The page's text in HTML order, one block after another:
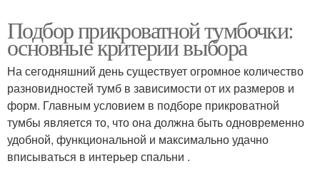
Подбор прикроватной тумбочки:
основные критерии выбора
На сегодняшний день существует огромное количество
разновидностей тумб в зависимости от их размеров и
форм. Главным условием в подборе прикроватной
тумбы является то, что она должна быть одновременно
удобной, функциональной и максимально удачно
вписываться в интерьер спальни .